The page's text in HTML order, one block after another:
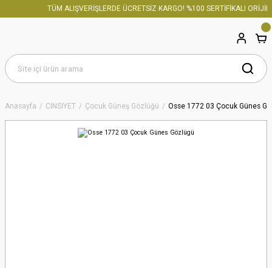
TÜM ALIŞVERİŞLERDE ÜCRETSİZ KARGO! %100 SERTİFİKALI
Anasayfa CİNSİYET Çocuk Güneş Gözlüğü Osse 1772 03 Çocuk Günes